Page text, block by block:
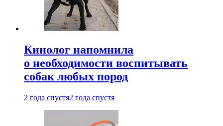
Кинолог напомнила
о необходимости воспитывать
собак любых пород
2 года спустя2 года спустя